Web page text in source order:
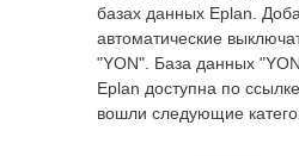
базах данных Eplan.
автоматические
"YON". База данных
Eplan доступна по
вошли следующие